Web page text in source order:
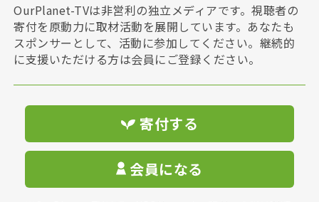
OurPlanet-TVは非営利の独立メディアです。視聴者の
寄付を原動力に取材活動を展開しています。あなたも
スポンサーとして、活動に参加してください。継続的
に支援いただける方は会員にご登録ください。
寄付する
会員になる